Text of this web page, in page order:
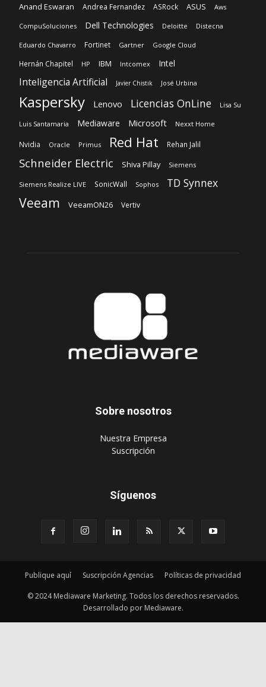
Anand Eswaran Andrea Fernandez ASRock ASUS Aws
CompuSoluciones Dell Technologies Deloitte Distecna
Eduardo Chavarro Fortinet Gartner Google Cloud
Hernán Chapitel HP IBM Intcomex Intel
Inteligencia Artificial Javier Chistik José Urbina
Kaspersky Lenovo Licencias OnLine Lisa Su
Luis Santamaria Mediaware Microsoft Nexxt Home
Nvidia Oracle Primus Red Hat Rehan Jalil
Schneider Electric Shiva Pillay Siemens
Siemens Realize LIVE SonicWall Sophos TD Synnex
Veeam VeeamON26 Vertiv
Sobre nosotros
‎Nuestra Empresa
‎Suscripción
Síguenos
Publique aquí Suscripción Agencias Políticas de privacidad
© 2024 Mediaware Marketing. Todos los derechos reservados.
Desarrollado por Mediaware.